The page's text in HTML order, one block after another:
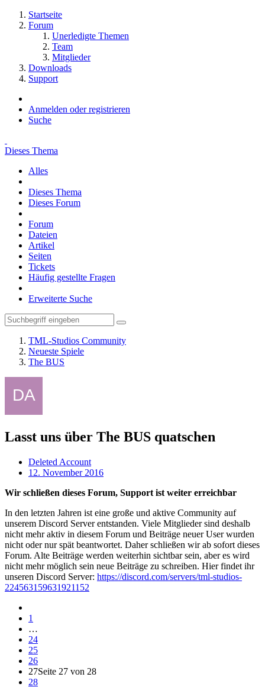
Startseite
Forum
Unerledigte Themen
Team
Mitglieder
Downloads
Support
Anmelden oder registrieren
Suche
Dieses Thema
Alles
Dieses Thema
Dieses Forum
Forum
Dateien
Artikel
Seiten
Tickets
Häufig gestellte Fragen
Erweiterte Suche
TML-Studios Community
Neueste Spiele
The BUS
Lasst uns über The BUS quatschen
Deleted Account
12. November 2016
Wir schließen dieses Forum, Support ist weiter erreichbar
In den letzten Jahren ist eine große und aktive Community auf
unserem Discord Server entstanden. Viele Mitglieder sind deshalb
nicht mehr aktiv in diesem Forum und Beiträge neuer User wurden
nicht oder nur spät beantwortet. Daher schließen wir ab sofort dieses
Forum. Alte Beiträge werden weiterhin sichtbar sein, aber es wird
nicht mehr möglich sein neue Beiträge zu schreiben. Hier findet ihr
unseren Discord Server: https://discord.com/servers/tml-studios-
224563159631921152
1
…
24
25
26
27Seite 27 von 28
28